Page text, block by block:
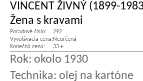
VINCENT ŽIVNÝ (1899-
Žena s kravami
Poradové číslo:
292
Vyvolávacia cena:Neurčená
Konečná cena:
33 €
Rok: okolo 1930
Technika: olej na kartóne